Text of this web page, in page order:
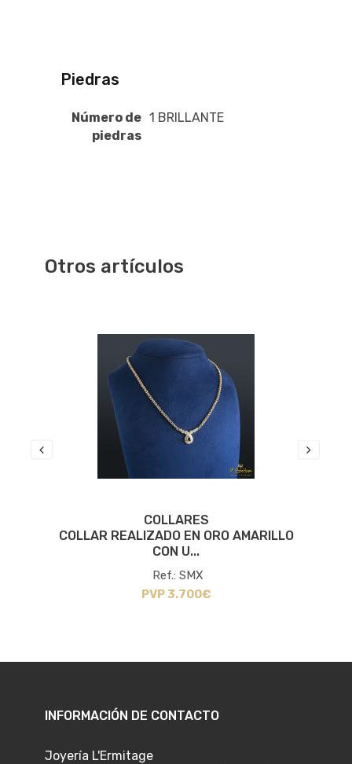
Piedras
Número de
piedras
1 BRILLANTE
Otros artículos
COLLARES
COLLAR REALIZADO EN ORO AMARILLO
CON U...
Ref.: SMX
PVP 3.700€
INFORMACIÓN DE CONTACTO
Joyería L'Ermitage